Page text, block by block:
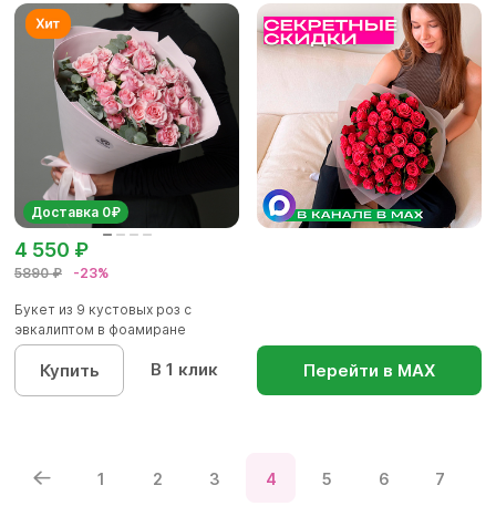
Доставка 0₽
5890 ₽ -23%
4 550 ₽
Букет из 9 кустовых роз с
эвкалиптом в фоамиране
Купить В 1 клик Перейти в МАХ
1 2 3 4 5 6 7